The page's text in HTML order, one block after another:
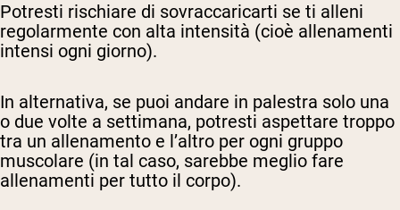
Potresti rischiare di sovraccaricarti se ti alleni
regolarmente con alta intensità (cioè allenamenti
intensi ogni giorno).
In alternativa, se puoi andare in palestra solo una
o due volte a settimana, potresti aspettare troppo
tra un allenamento e l’altro per ogni gruppo
muscolare (in tal caso, sarebbe meglio fare
allenamenti per tutto il corpo).